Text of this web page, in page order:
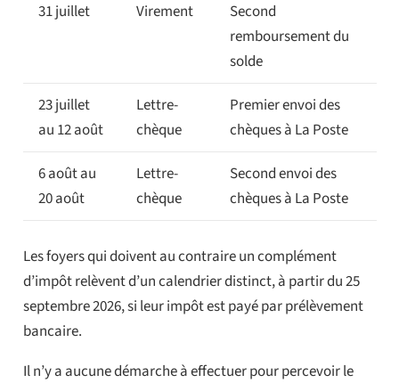
31 juillet Virement
Second
remboursement du
solde
23 juillet
au 12 août
Lettre-
chèque
Premier envoi des
chèques à La Poste
6 août au
20 août
Lettre-
chèque
Second envoi des
chèques à La Poste
Les foyers qui doivent au contraire un complément
d’impôt relèvent d’un calendrier distinct, à partir du 25
septembre 2026, si leur impôt est payé par prélèvement
bancaire.
Il n’y a aucune démarche à effectuer pour percevoir le